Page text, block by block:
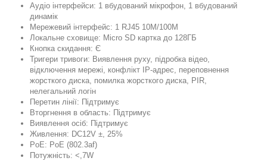
Аудіо інтерфейси: 1 вбудований мікрофон, 1 вбудований
динамік
Мережевий інтерфейс: 1 RJ45 10M/100M
Локальне сховище: Micro SD картка до 128ГБ
Кнопка скидання: Є
Тригери тривоги: Виявлення руху, підробка відео,
відключення мережі, конфлікт IP-адрес, переповнення
жорсткого диска, помилка жорсткого диска, PIR,
нелегальний логін
Перетин лінії: Підтримує
Вторгнення в область: Підтримує
Виявлення осіб: Підтримує
Живлення: DC12V ±, 25%
PoE: PoE (802.3af)
Потужність: <,7W